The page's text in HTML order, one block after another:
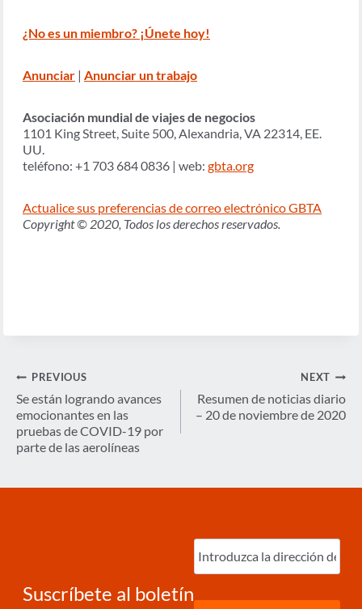
¿No es un miembro? ¡Únete hoy!
Anunciar | Anunciar un trabajo
Asociación mundial de viajes de negocios
1101 King Street, Suite 500, Alexandria, VA 22314, EE.
UU.
teléfono: +1 703 684 0836 | web: gbta.org
Actualice sus preferencias de correo electrónico GBTA
Copyright © 2020, Todos los derechos reservados.
Navegación
de
entradas
PREVIOUS
Se están logrando avances
emocionantes en las
pruebas de COVID-19 por
parte de las aerolíneas
NEXT
Resumen de noticias diario
– 20 de noviembre de 2020
Suscríbete al boletín
Ingrese
correo
electrónico